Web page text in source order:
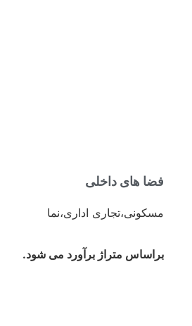
فضا های داخلی
مسکونی،تجاری اداری،نما
براساس متراژ برآورد می شود.